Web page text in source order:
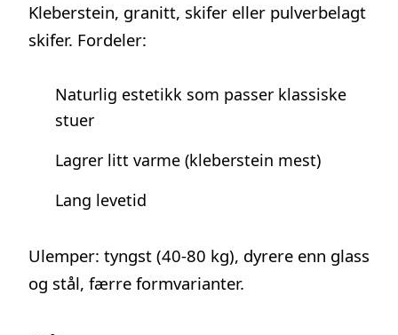
Kleberstein, granitt, skifer eller pulverbelagt
skifer. Fordeler:
Naturlig estetikk som passer klassiske
stuer
Lagrer litt varme (kleberstein mest)
Lang levetid
Ulemper: tyngst (40-80 kg), dyrere enn glass
og stål, færre formvarianter.